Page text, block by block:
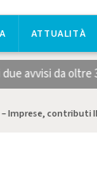
ATTUALITÀ
da oltre 31
Imprese, contributi